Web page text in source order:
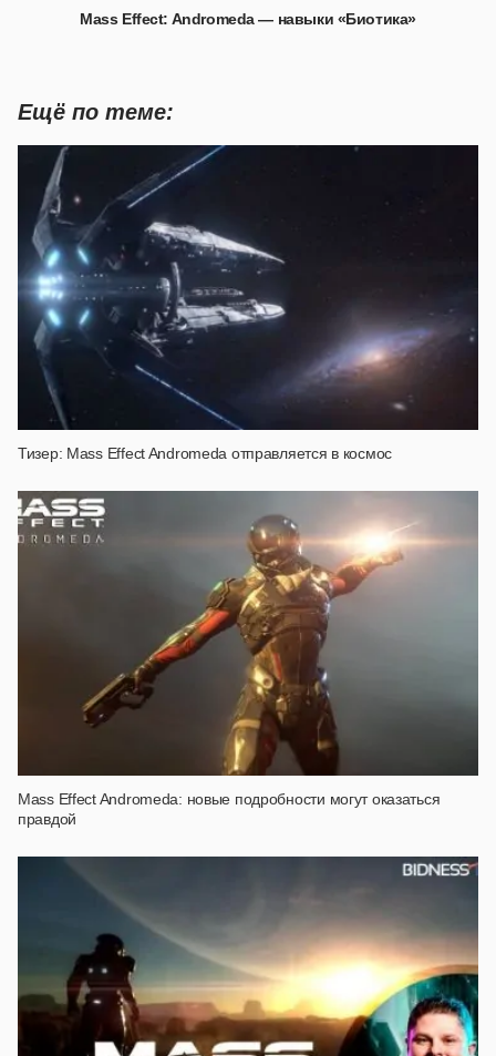
Mass Effect: Andromeda — навыки «Биотика»
Ещё по теме:
Тизер: Mass Effect Andromeda отправляется в космос
Mass Effect Andromeda: новые подробности могут оказаться
правдой